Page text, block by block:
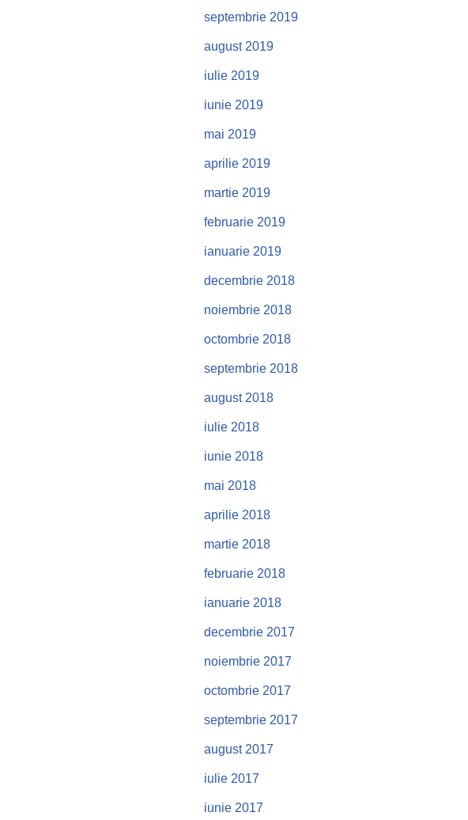
septembrie 2019
august 2019
iulie 2019
iunie 2019
mai 2019
aprilie 2019
martie 2019
februarie 2019
ianuarie 2019
decembrie 2018
noiembrie 2018
octombrie 2018
septembrie 2018
august 2018
iulie 2018
iunie 2018
mai 2018
aprilie 2018
martie 2018
februarie 2018
ianuarie 2018
decembrie 2017
noiembrie 2017
octombrie 2017
septembrie 2017
august 2017
iulie 2017
iunie 2017